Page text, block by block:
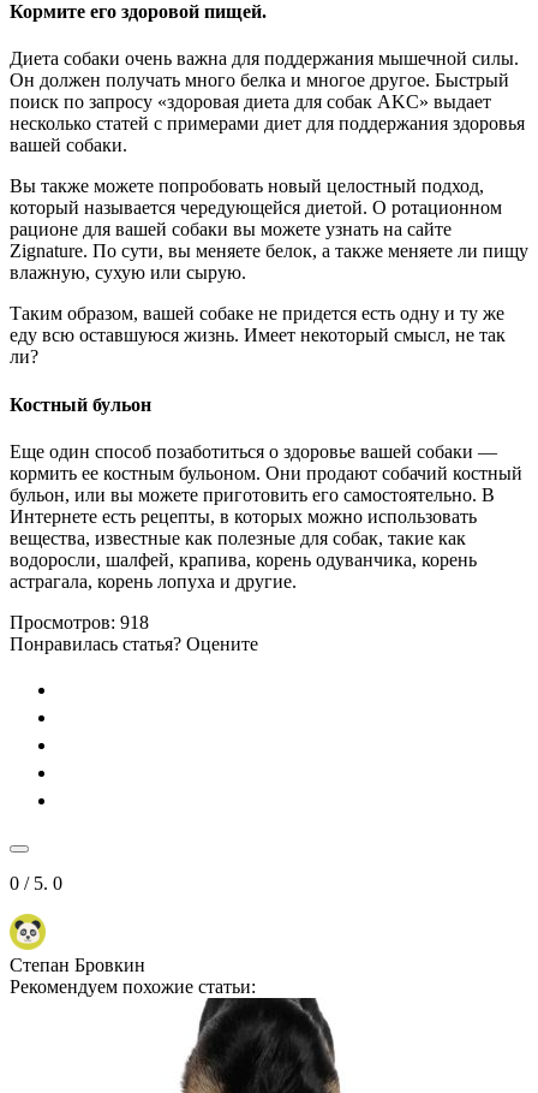
Кормите его здоровой пищей.
Диета собаки очень важна для поддержания мышечной силы.
Он должен получать много белка и многое другое. Быстрый
поиск по запросу «здоровая диета для собак AKC» выдает
несколько статей с примерами диет для поддержания здоровья
вашей собаки.
Вы также можете попробовать новый целостный подход,
который называется чередующейся диетой. О ротационном
рационе для вашей собаки вы можете узнать на сайте
Zignature. По сути, вы меняете белок, а также меняете ли пищу
влажную, сухую или сырую.
Таким образом, вашей собаке не придется есть одну и ту же
еду всю оставшуюся жизнь. Имеет некоторый смысл, не так
ли?
Костный бульон
Еще один способ позаботиться о здоровье вашей собаки —
кормить ее костным бульоном. Они продают собачий костный
бульон, или вы можете приготовить его самостоятельно. В
Интернете есть рецепты, в которых можно использовать
вещества, известные как полезные для собак, такие как
водоросли, шалфей, крапива, корень одуванчика, корень
астрагала, корень лопуха и другие.
Просмотров: 918
Понравилась статья? Оцените
0 / 5. 0
Степан Бровкин
Рекомендуем похожие статьи: